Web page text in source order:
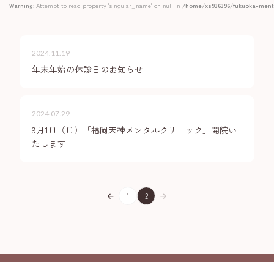
Warning: Attempt to read property "singular_name" on null in /home/xs936396/fukuoka-
2024.11.19
年末年始の休診日のお知らせ
2024.07.29
9月1日（日）「福岡天神メンタルクリニック」開院い
たします
1 2
News
プライバシーポリシー